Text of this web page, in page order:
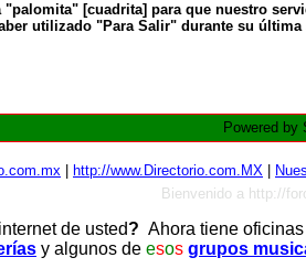
"palomita" [cuadrita] para que nuestro
utilizado "Para Salir" durante su
Powered by
http://www.Directorio.com.MX
Bienvenido a http://
de usted? Ahora tiene oficinas
y algunos de esos grupos